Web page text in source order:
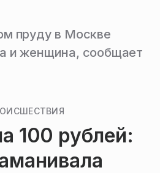
пруду в Москве
и женщина, сообщает
100 рублей: